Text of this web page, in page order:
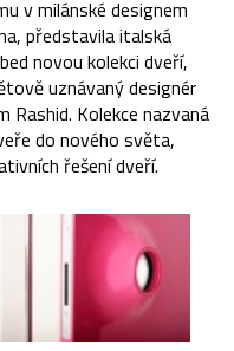
v milánské designem
představila italská
novou kolekci dveří,
uznávaný designér
Rashid. Kolekce nazvaná
do nového světa,
řešení dveří.